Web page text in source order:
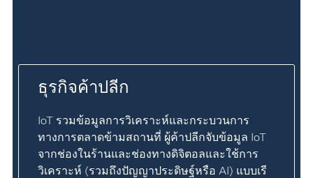
ธุรกิจค้าปลีก
IoT รวมข้อมูลการวิเคราะห์และกระบวนการ
ทางการตลาดข้ามสถานที่ ผู้ค้าปลีกจับข้อมูล IoT
จากช่องในร้านและช่องทางดิจิตอลและใช้การ
วิเคราะห์ (รวมถึงปัญญาประดิษฐ์หรือ AI) แบบเรี